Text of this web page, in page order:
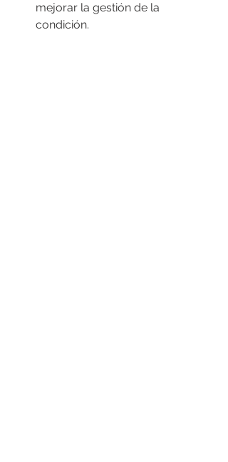
mejorar la gestión de la
condición.